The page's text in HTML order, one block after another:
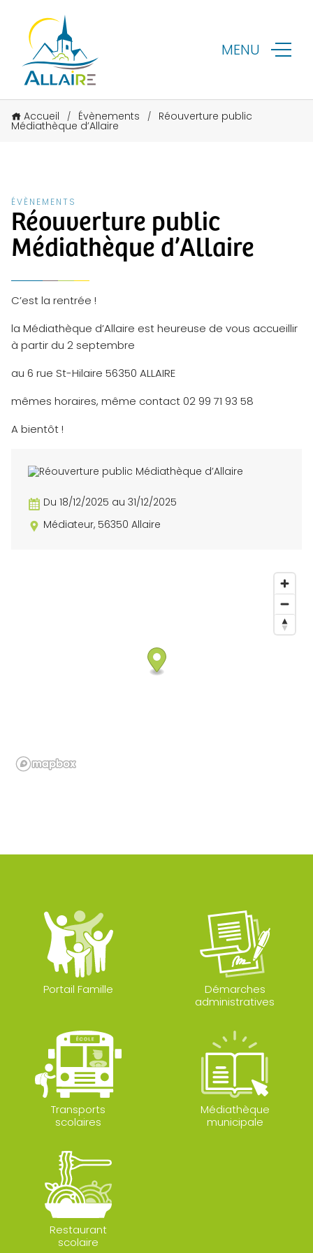
MENU
Accueil / Évènements / Réouverture public
Médiathèque d’Allaire
ÉVÈNEMENTS
Réouverture public
Médiathèque d’Allaire
C’est la rentrée !
la Médiathèque d’Allaire est heureuse de vous accueillir
à partir du 2 septembre
au 6 rue St-Hilaire 56350 ALLAIRE
mêmes horaires, même contact 02 99 71 93 58
A bientôt !
Du 18/12/2025 au 31/12/2025
Médiateur, 56350 Allaire
Portail Famille
Démarches
administratives
Transports
scolaires
Médiathèque
municipale
Restaurant
scolaire